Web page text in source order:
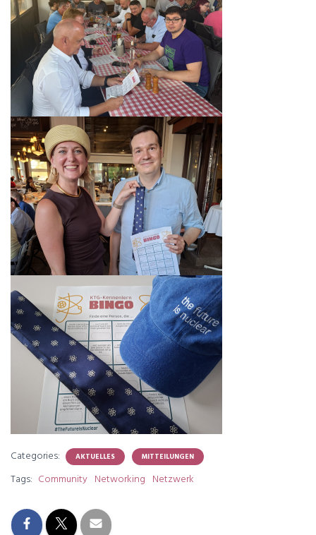
Categories: AKTUELLES MITTEILUNGEN
Tags: Community Networking Netzwerk